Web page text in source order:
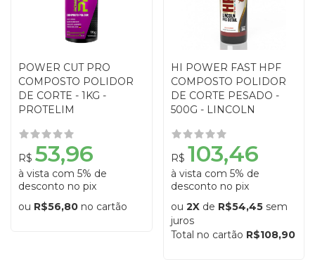
POWER CUT PRO
COMPOSTO POLIDOR
DE CORTE - 1KG -
PROTELIM
R$ 53,96
à vista com 5% de
desconto no pix
ou R$56,80 no cartão
HI POWER FAST HPF
COMPOSTO POLIDOR
DE CORTE PESADO -
500G - LINCOLN
R$ 103,46
à vista com 5% de
desconto no pix
ou 2Xde R$54,45sem
juros
Total no cartão R$108,90